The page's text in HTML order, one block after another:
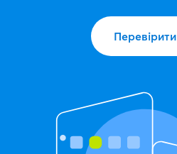
Перевірити